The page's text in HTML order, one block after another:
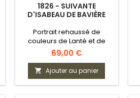
1826 - SUIVANTE
D'ISABEAU DE BAVIÈRE
Portrait rehaussé de
couleurs de Lanté et de
Gatine
Prix
69,00 €
 Ajouter au panier